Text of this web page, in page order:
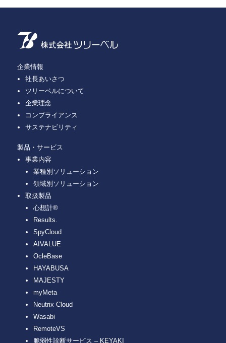
企業情報
社長あいさつ
ツリーベルについて
企業理念
コンプライアンス
サステナビリティ
製品・サービス
事業内容
業種別ソリューション
領域別ソリューション
取扱製品
心想計®
Results.
SpyCloud
AIVALUE
OcleBase
HAYABUSA
MAJESTY
myMeta
Neutrix Cloud
Wasabi
RemoteVS
脆弱性診断サービス – KEYAKI